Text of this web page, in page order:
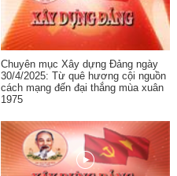
Chuyên mục Xây dựng Đảng ngày
30/4/2025: Từ quê hương cội nguồn
cách mạng đến đại thắng mùa xuân
1975